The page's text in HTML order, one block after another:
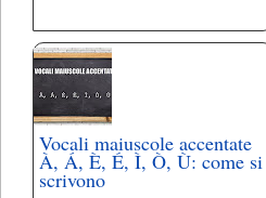
Vocali maiuscole accentate
À, Á, È, É, Ì, Ò, Ù: come si
scrivono